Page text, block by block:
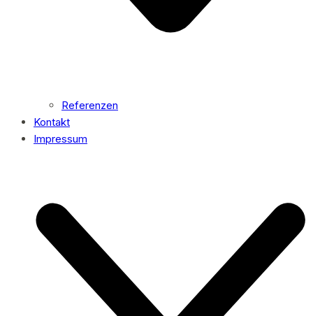
Referenzen
Kontakt
Impressum